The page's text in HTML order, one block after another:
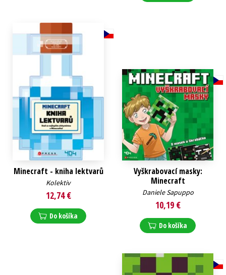
Minecraft - kniha lektvarů
Kolektiv
12,74 €
Do košíka
Vyškrabovací masky:
Minecraft
Daniele Sapuppo
10,19 €
Do košíka